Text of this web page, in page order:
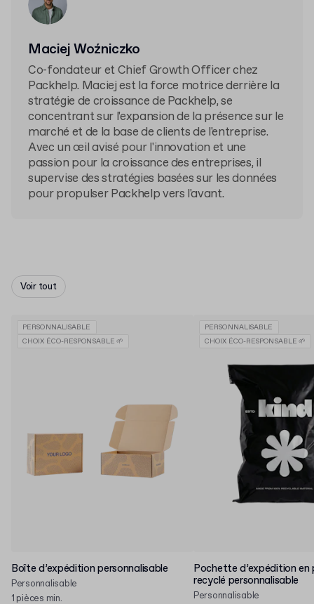
Maciej Woźniczko
Co-fondateur et Chief Growth Officer chez
Packhelp. Maciej est la force motrice derrière la
stratégie de croissance de Packhelp, se
concentrant sur l'expansion de la présence sur le
marché et de la base de clients de l'entreprise.
Avec un œil avisé pour l'innovation et une
passion pour la croissance des entreprises, il
supervise des stratégies basées sur les données
pour propulser Packhelp vers l'avant.
Voir tout
PERSONNALISABLE
CHOIX ÉCO-RESPONSABLE 🌱
Boîte d’expédition personnalisable
Personnalisable
1 pièces min.
PERSONNALISABLE
CHOIX ÉCO-RESPONSABLE 🌱
Pochette d’expédition en
recyclé personnalisable
Personnalisable